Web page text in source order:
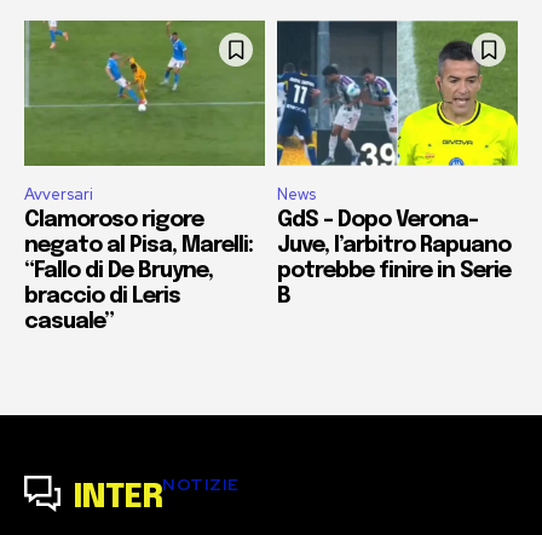
Avversari
Clamoroso rigore
negato al Pisa, Marelli:
“Fallo di De Bruyne,
braccio di Leris
casuale”
News
GdS – Dopo Verona-
Juve, l’arbitro Rapuano
potrebbe finire in Serie
B
INTERNOTIZIE